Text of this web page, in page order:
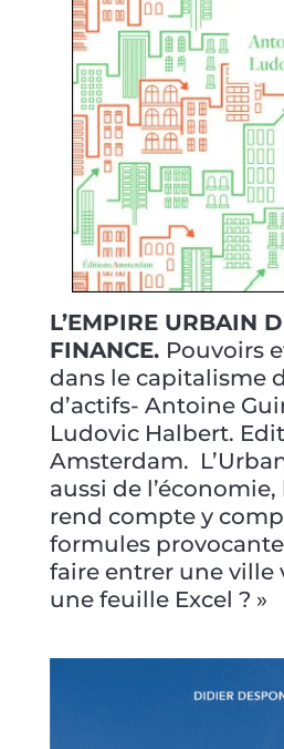
L’EMPIRE URBAIN
FINANCE. Pouvoirs
dans le capitalisme
d’actifs- Antoine
Ludovic Halbert.
Amsterdam.
aussi de l’économie,
rend compte y
formules
faire entrer une ville
une feuille Excel ? »